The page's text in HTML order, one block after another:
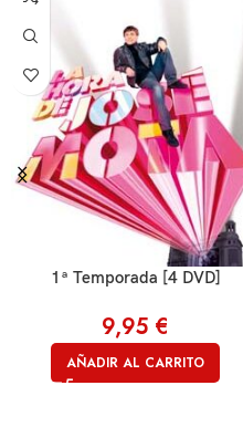
1ª Temporada [4 DVD]
9,95 €
AÑADIR AL CARRITO